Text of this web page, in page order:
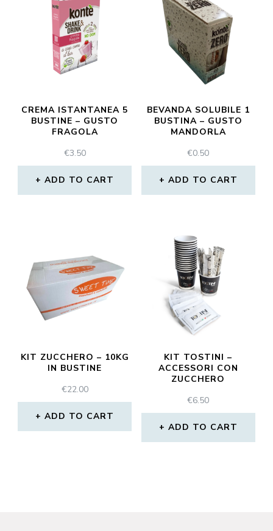
CREMA ISTANTANEA 5
BUSTINE – GUSTO
FRAGOLA
€3.50
ADD TO CART
BEVANDA SOLUBILE 1
BUSTINA – GUSTO
MANDORLA
€0.50
ADD TO CART
KIT ZUCCHERO – 10KG
IN BUSTINE
€22.00
ADD TO CART
KIT TOSTINI –
ACCESSORI CON
ZUCCHERO
€6.50
ADD TO CART